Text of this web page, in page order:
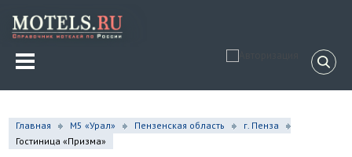
Главная М5 «Урал» Пензенская область
г. Пенза
Гостиница «Призма»